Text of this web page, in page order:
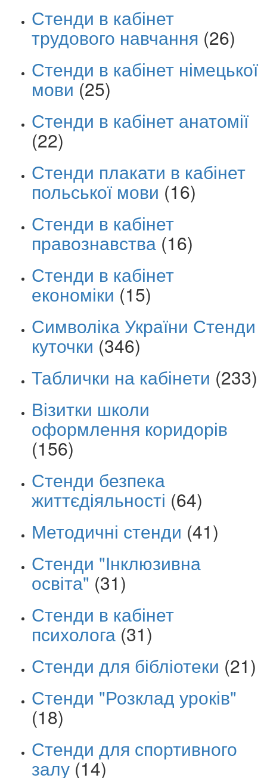
Стенди в кабінет
трудового навчання (26)
Стенди в кабінет німецької
мови (25)
Стенди в кабінет анатомії
(22)
Стенди плакати в кабінет
польської мови (16)
Стенди в кабінет
правознавства (16)
Стенди в кабінет
економіки (15)
Символіка України Стенди
куточки (346)
Таблички на кабінети (233)
Візитки школи
оформлення коридорів
(156)
Стенди безпека
життєдіяльності (64)
Методичні стенди (41)
Стенди "Інклюзивна
освіта" (31)
Стенди в кабінет
психолога (31)
Стенди для бібліотеки (21)
Стенди "Розклад уроків"
(18)
Стенди для спортивного
залу(14)